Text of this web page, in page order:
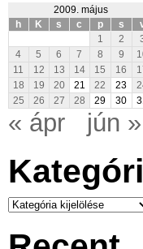
2009. május
h
K s c p s
1
2
4
5 6 7 8 9
11
12 13 14 15 16
18
19 20 21 22 23
25
26 27 28 29 30
« ápr jún »
Kategóriák